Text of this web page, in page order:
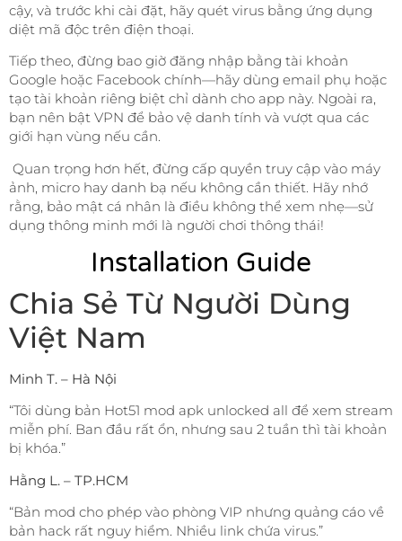
cậy, và trước khi cài đặt, hãy quét virus bằng ứng dụng
diệt mã độc trên điện thoại.
Tiếp theo, đừng bao giờ đăng nhập bằng tài khoản
Google hoặc Facebook chính—hãy dùng email phụ hoặc
tạo tài khoản riêng biệt chỉ dành cho app này. Ngoài ra,
bạn nên bật VPN để bảo vệ danh tính và vượt qua các
giới hạn vùng nếu cần.
Quan trọng hơn hết, đừng cấp quyền truy cập vào máy
ảnh, micro hay danh bạ nếu không cần thiết. Hãy nhớ
rằng, bảo mật cá nhân là điều không thể xem nhẹ—sử
dụng thông minh mới là người chơi thông thái!
Installation Guide
Chia Sẻ Từ Người Dùng
Việt Nam
Minh T. – Hà Nội
“Tôi dùng bản Hot51 mod apk unlocked all để xem stream
miễn phí. Ban đầu rất ổn, nhưng sau 2 tuần thì tài khoản
bị khóa.”
Hằng L. – TP.HCM
“Bản mod cho phép vào phòng VIP nhưng quảng cáo về
bản hack rất nguy hiểm. Nhiều link chứa virus.”